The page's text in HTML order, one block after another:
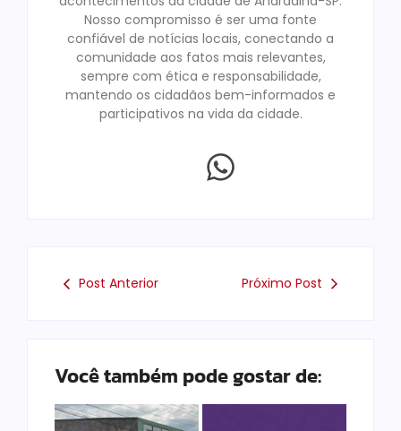
Nosso compromisso é ser uma fonte
confiável de notícias locais, conectando a
comunidade aos fatos mais relevantes,
sempre com ética e responsabilidade,
mantendo os cidadãos bem-informados e
participativos na vida da cidade.
Post Anterior Próximo Post
Você também pode gostar de: